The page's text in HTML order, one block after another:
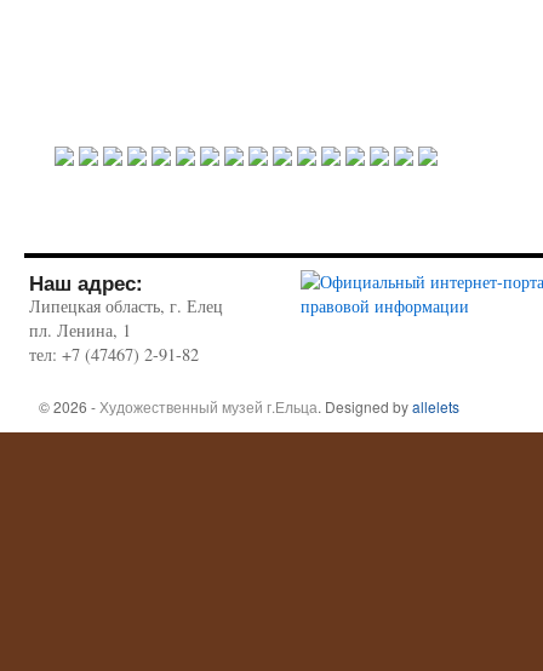
Наш адрес:
Липецкая область, г. Елец
пл. Ленина, 1
тел: +7 (47467) 2-91-82
© 2026 - Художественный музей г.Ельца. Designed byallelets